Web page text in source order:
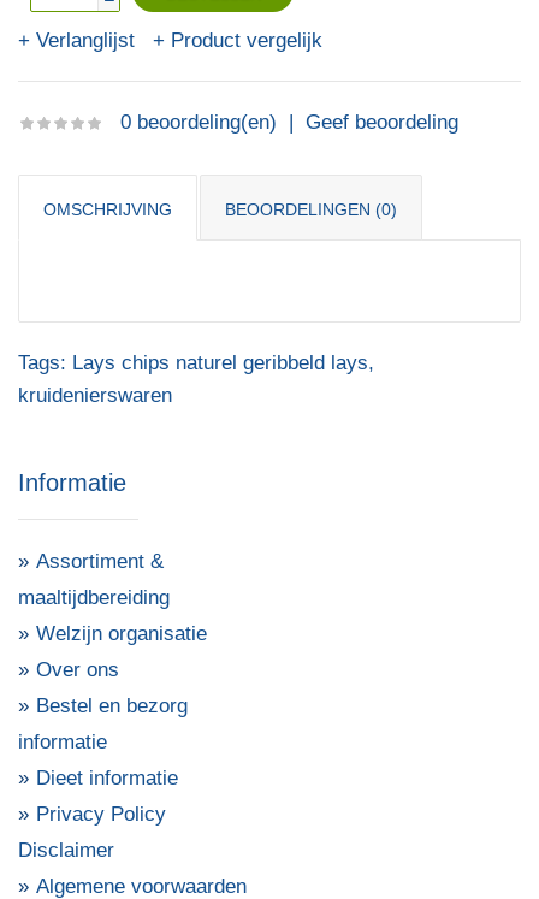
Verlanglijst Product vergelijk
0 beoordeling(en) | Geef beoordeling
OMSCHRIJVING BEOORDELINGEN (0)
Tags: Lays chips naturel geribbeld lays,
kruidenierswaren
Informatie
Assortiment &
maaltijdbereiding
Welzijn organisatie
Over ons
Bestel en bezorg
informatie
Dieet informatie
Privacy Policy
Disclaimer
Algemene voorwaarden